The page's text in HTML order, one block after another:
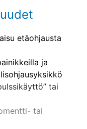
etäohjausta
ja
tai
tai